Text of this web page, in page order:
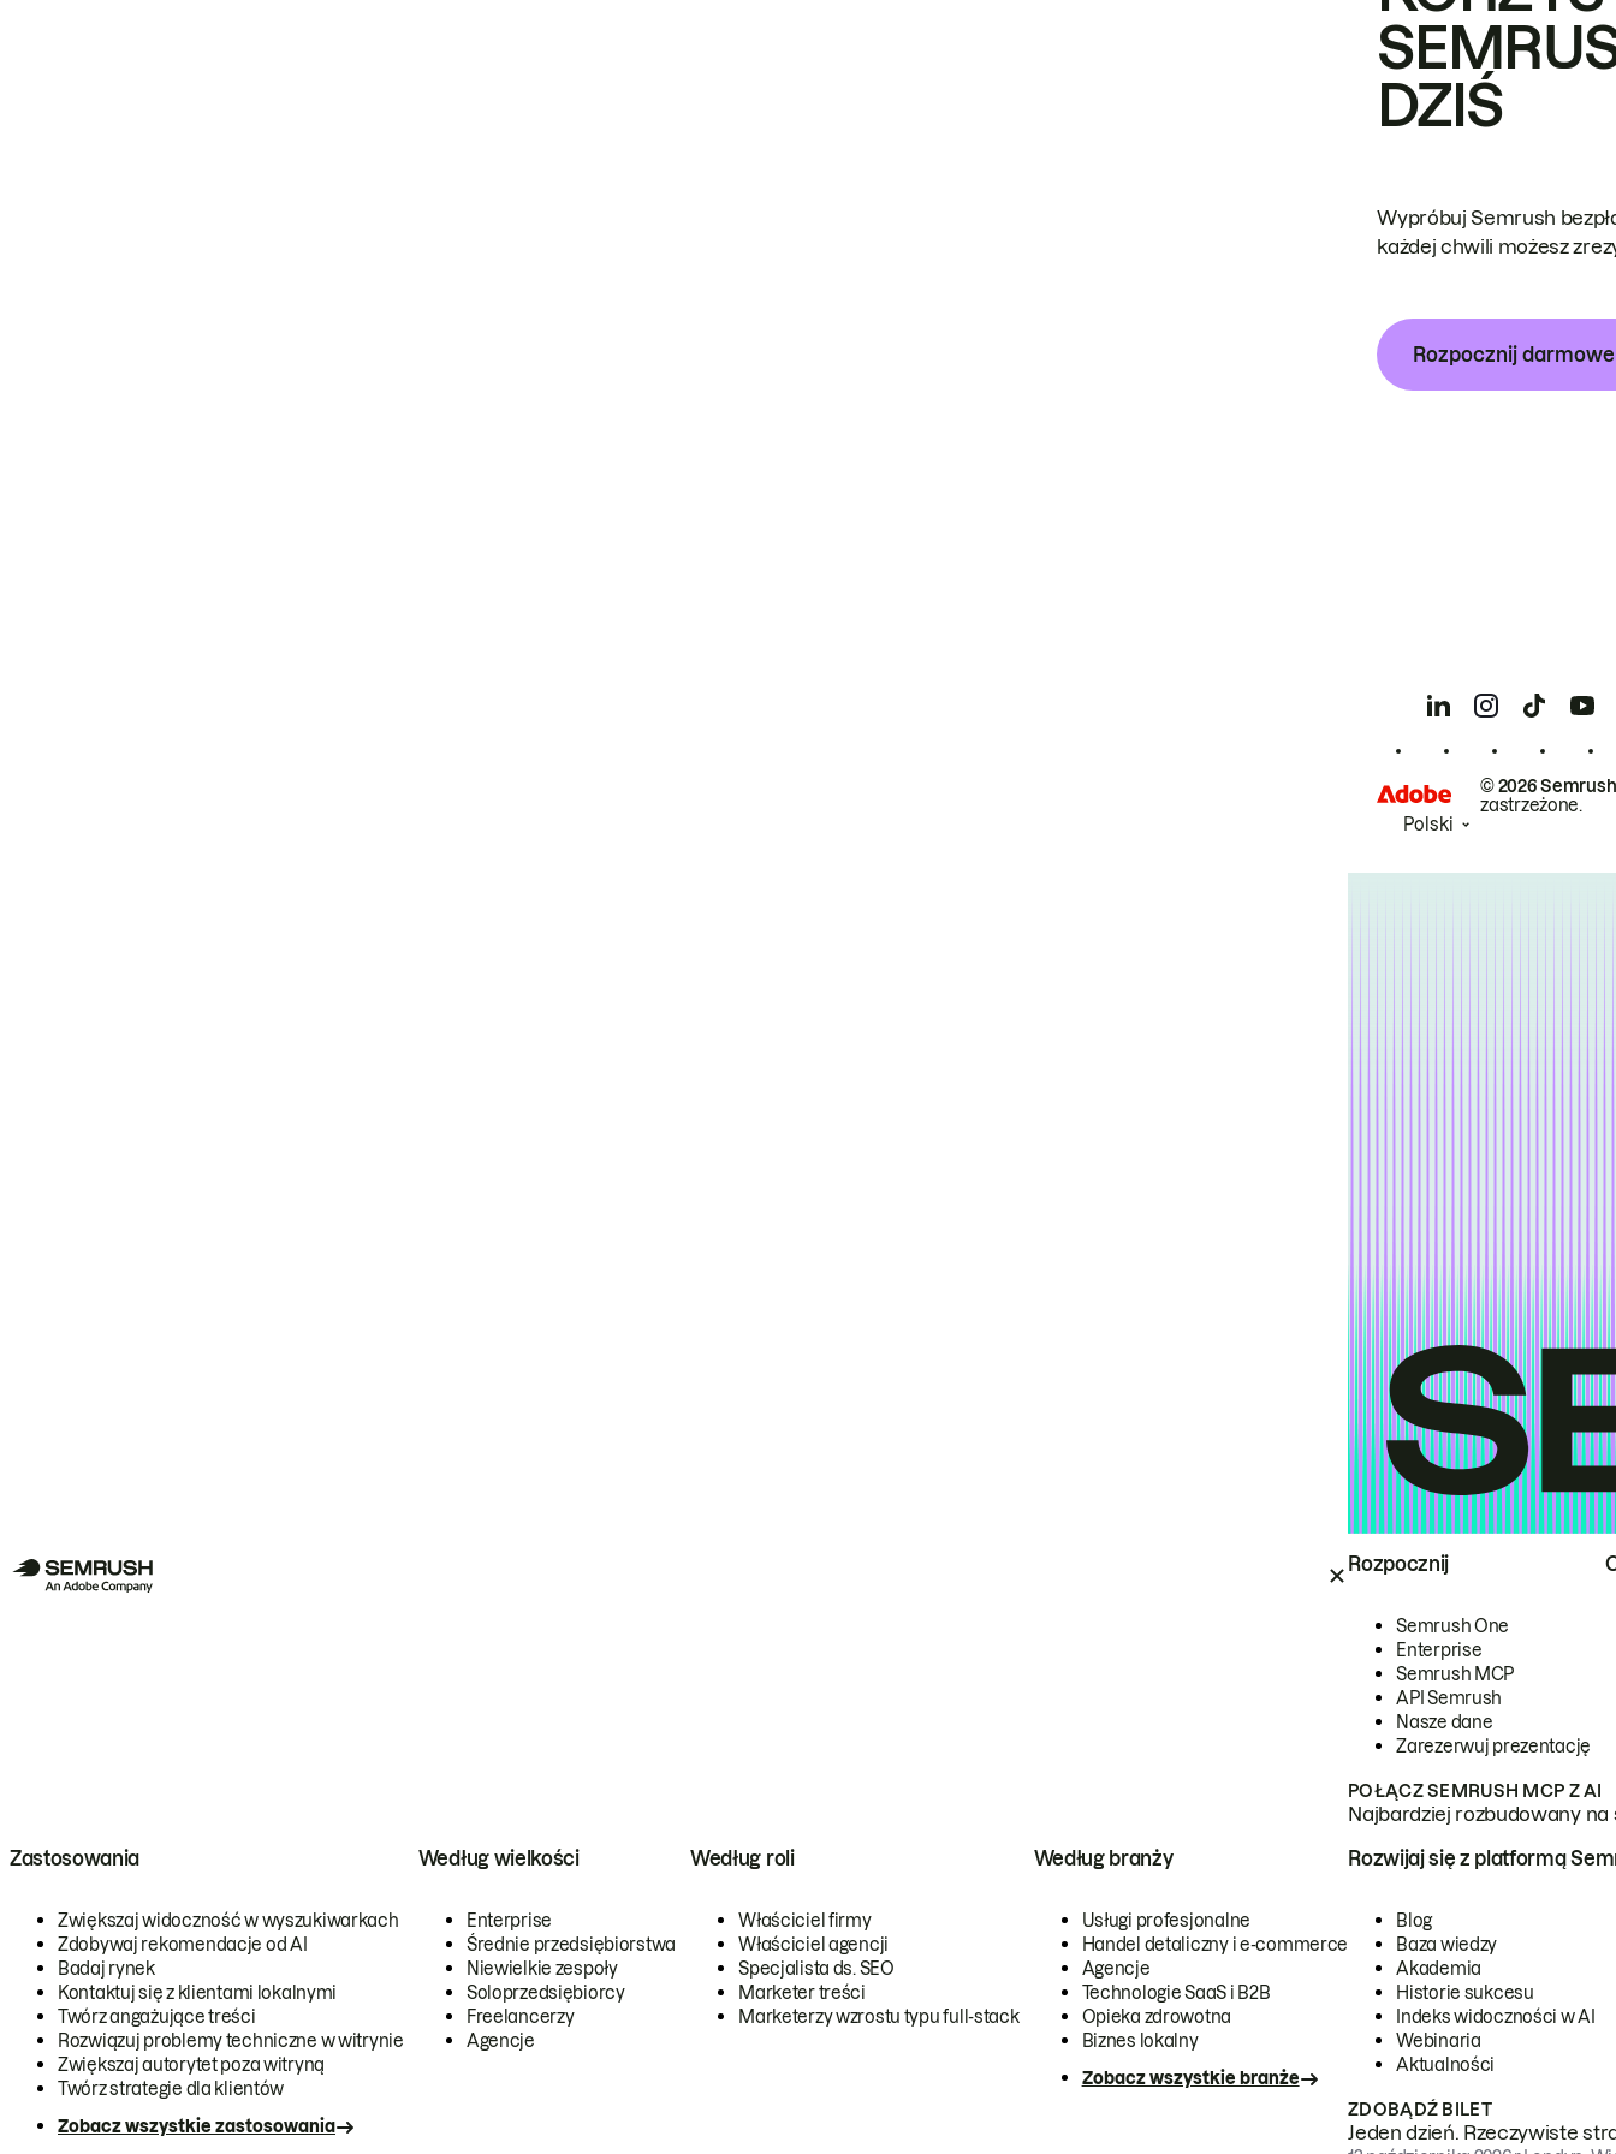
Rozpocznij
Semrush One
Enterprise
Semrush MCP
API Semrush
Nasze dane
Zarezerwuj prezentację
POŁĄCZ SEMRUSH MCP Z AI
Najbardziej rozbudowany
Zastosowania
Zwiększaj widoczność w wyszukiwarkach
Zdobywaj rekomendacje od AI
Badaj rynek
Kontaktuj się z klientami lokalnymi
Twórz angażujące treści
Rozwiązuj problemy techniczne w witrynie
Zwiększaj autorytet poza witryną
Twórz strategie dla klientów
Zobacz wszystkie zastosowania
Według wielkości
Enterprise
Średnie przedsiębiorstwa
Niewielkie zespoły
Soloprzedsiębiorcy
Freelancerzy
Agencje
Według roli
Właściciel firmy
Właściciel agencji
Specjalista ds. SEO
Marketer treści
Marketerzy wzrostu typu full-stack
Według branży
Usługi profesjonalne
Handel detaliczny i e-commerce
Agencje
Technologie SaaS i B2B
Opieka zdrowotna
Biznes lokalny
Zobacz wszystkie branże
Rozwijaj się z platformą
Blog
Baza wiedzy
Akademia
Historie sukcesu
Indeks widoczności w AI
Webinaria
Aktualności
ZDOBĄDŹ BILET
Jeden dzień. Rzeczywiste
DZIŚ
Wypróbuj Semrush
każdej chwili możesz
Rozpocznij
© 2026
zastrzeżone.
Polski